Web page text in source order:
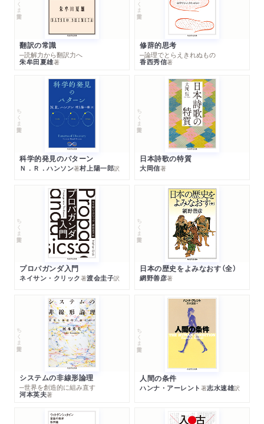
翻訳の常識
─読解力から翻訳力へ
朱牟田夏雄著
修辞的思考
─論理でとらえきれぬもの
香西秀信著
ちくま学芸文庫
科学的発見のパターン
Ｎ．Ｒ．ハンソン著村上陽一郎訳
ちくま学芸文庫
日本詩歌の特質
大岡信著
ちくま学芸文庫
プロパガンダ入門
ネイサン・クリック著渡会圭子訳
ちくま学芸文庫
日本の歴史をよみなおす（全）
網野善彦著
ちくま学芸文庫
システムの非線形論理
─世界を創造的に組み直す
河本英夫著
ちくま学芸文庫
人間の条件
ハンナ・アーレント 著志水速雄訳